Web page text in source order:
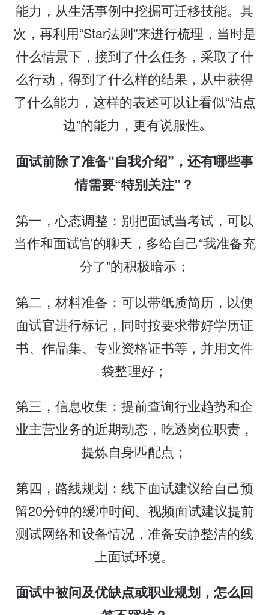
能力，从生活事例中挖掘可迁移技能。其
次，再利用“Star法则”来进行梳理，当时是
什么情景下，接到了什么任务，采取了什
么行动，得到了什么样的结果，从中获得
了什么能力，这样的表述可以让看似“沾点
边”的能力，更有说服性｡
面试前除了准备“自我介绍”，还有哪些事
情需要“特别关注”？
第一，心态调整：别把面试当考试，可以
当作和面试官的聊天，多给自己“我准备充
分了”的积极暗示；
第二，材料准备：可以带纸质简历，以便
面试官进行标记，同时按要求带好学历证
书、作品集、专业资格证书等，并用文件
袋整理好；
第三，信息收集：提前查询行业趋势和企
业主营业务的近期动态，吃透岗位职责，
提炼自身匹配点；
第四，路线规划：线下面试建议给自己预
留20分钟的缓冲时间。视频面试建议提前
测试网络和设备情况，准备安静整洁的线
上面试环境。
面试中被问及优缺点或职业规划，怎么回